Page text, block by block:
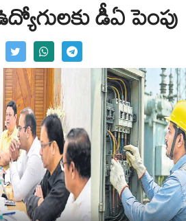
డీఏ పెంపు